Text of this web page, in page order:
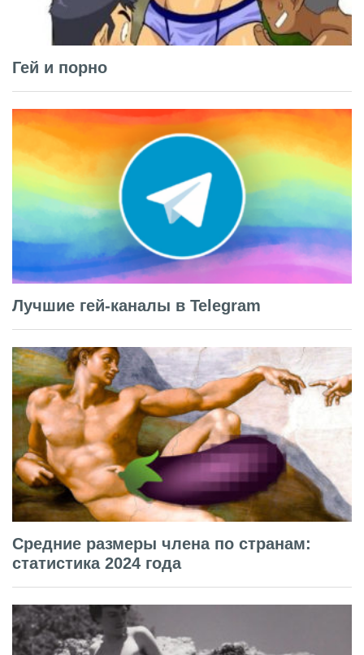
Гей и порно
Лучшие гей-каналы в Telegram
Средние размеры члена по странам:
статистика 2024 года